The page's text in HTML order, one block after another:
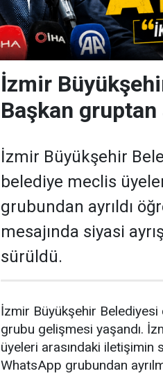
İzmir
Başkan gruptan
İzmir Büyükşehir
belediye meclis
grubundan ayrıldı
mesajında siyasi
sürüldü.
İzmir Büyükşehir
grubu gelişmesi yaşandı.
üyeleri arasındaki iletişimin
WhatsApp grubundan